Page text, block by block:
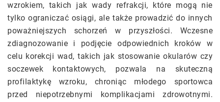
wzrokiem, takich jak wady refrakcji, które mogą nie
tylko ograniczać osiągi, ale także prowadzić do innych
poważniejszych schorzeń w przyszłości. Wczesne
zdiagnozowanie i podjęcie odpowiednich kroków w
celu korekcji wad, takich jak stosowanie okularów czy
soczewek kontaktowych, pozwala na skuteczną
profilaktykę wzroku, chroniąc młodego sportowca
przed niepotrzebnymi komplikacjami zdrowotnymi.